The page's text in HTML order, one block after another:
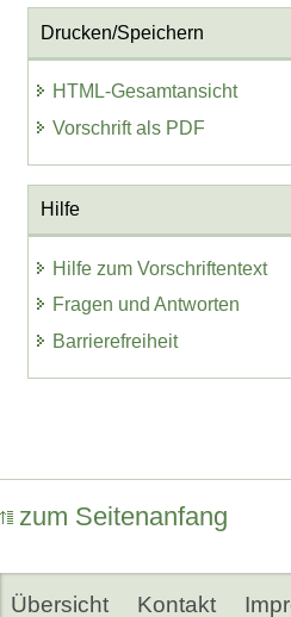
Drucken/Speichern
HTML-Gesamtansicht
Vorschrift als PDF
Hilfe
Hilfe zum Vorschriftentext
Fragen und Antworten
Barrierefreiheit
zum Seitenanfang
Übersicht Kontakt